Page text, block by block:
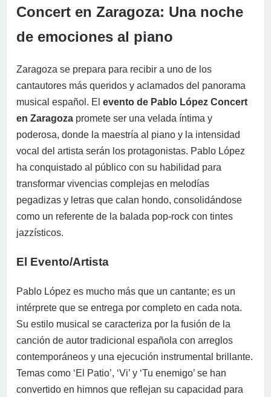
Concert en Zaragoza: Una noche
de emociones al piano
Zaragoza se prepara para recibir a uno de los
cantautores más queridos y aclamados del panorama
musical español. El evento de Pablo López Concert
en Zaragoza promete ser una velada íntima y
poderosa, donde la maestría al piano y la intensidad
vocal del artista serán los protagonistas. Pablo López
ha conquistado al público con su habilidad para
transformar vivencias complejas en melodías
pegadizas y letras que calan hondo, consolidándose
como un referente de la balada pop-rock con tintes
jazzísticos.
El Evento/Artista
Pablo López es mucho más que un cantante; es un
intérprete que se entrega por completo en cada nota.
Su estilo musical se caracteriza por la fusión de la
canción de autor tradicional española con arreglos
contemporáneos y una ejecución instrumental brillante.
Temas como ‘El Patio’, ‘Vi’ y ‘Tu enemigo’ se han
convertido en himnos que reflejan su capacidad para